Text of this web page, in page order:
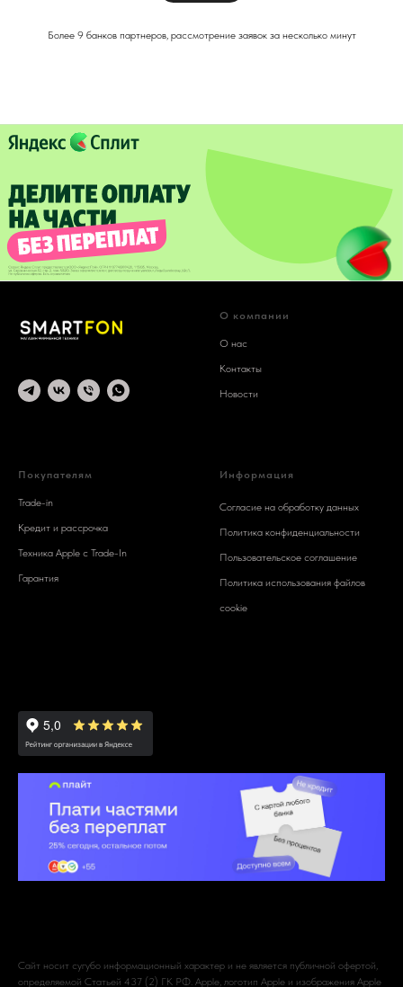
Более 9 банков партнеров, рассмотрение заявок за несколько минут
О компании
О нас
Контакты
Новости
Покупателям
Trade-in
Кредит и рассрочка
Техника Apple c Trade-In
Гарантия
Информация
Согласие на обработку данных
Политика конфиденциальности
Пользовательское соглашение
Политика использования файлов
cookie
Сайт носит сугубо информационный характер и не является публичной офертой,
определяемой Статьей 437 (2) ГК РФ. Apple, логотип Apple и изображения Apple